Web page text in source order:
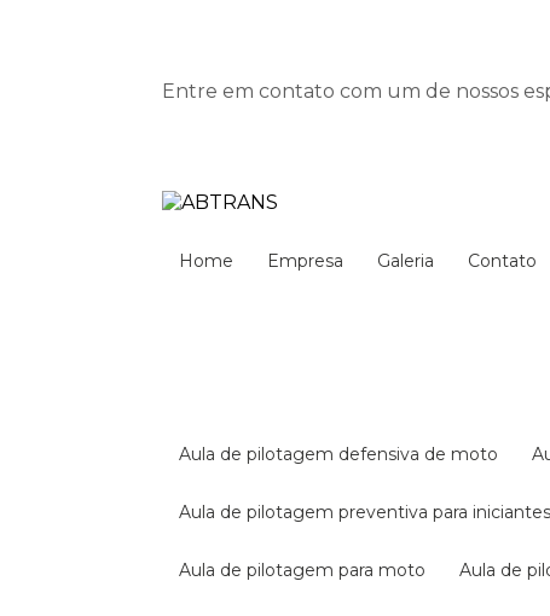
Entre em contato com um de nossos
Home Empresa Galeria Contato
aula de pilotagem defensiva de moto
aula de pilotagem preventiva para iniciantes
aula de pilotagem para moto aula de